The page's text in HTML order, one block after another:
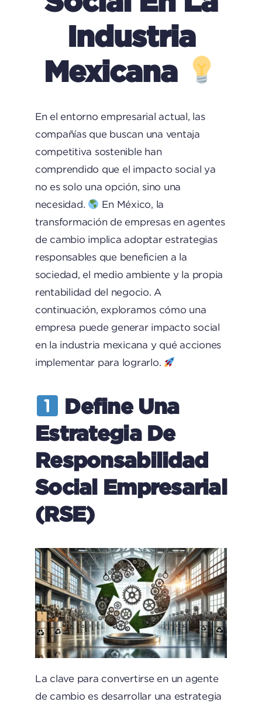
Industria
Mexicana
En el entorno empresarial actual, las
compañías que buscan una ventaja
competitiva sostenible han
comprendido que el impacto social ya
no es solo una opción, sino una
necesidad.
En México, la
transformación de empresas en agentes
de cambio implica adoptar estrategias
responsables que beneficien a la
sociedad, el medio ambiente y la propia
rentabilidad del negocio. A
continuación, exploramos cómo una
empresa puede generar impacto social
en la industria mexicana y qué acciones
implementar para lograrlo.
Define Una
Estrategia De
Responsabilidad
Social Empresarial
(RSE)
La clave para convertirse en un agente
de cambio es desarrollar una estrategia